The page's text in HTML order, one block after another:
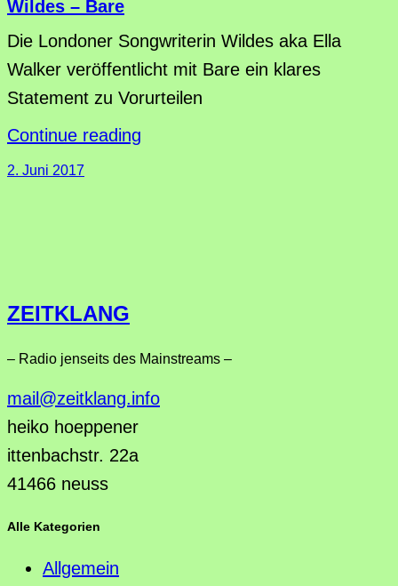
Wildes – Bare
Die Londoner Songwriterin Wildes aka Ella
Walker veröffentlicht mit Bare ein klares
Statement zu Vorurteilen
Continue reading
2. Juni 2017
ZEITKLANG
– Radio jenseits des Mainstreams –
mail@zeitklang.info
heiko hoeppener
ittenbachstr. 22a
41466 neuss
Alle Kategorien
Allgemein